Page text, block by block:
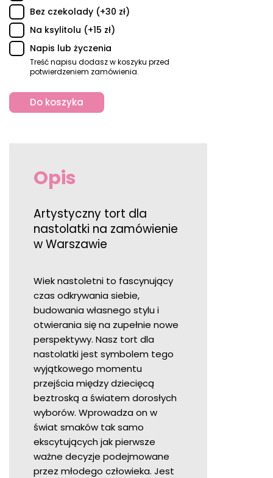
Bez czekolady (+30 zł)
Na ksylitolu (+15 zł)
Napis lub życzenia
Treść napisu dodasz w koszyku przed
potwierdzeniem zamówienia.
Do koszyka
Opis
Artystyczny tort dla
nastolatki na zamówienie
w Warszawie
Wiek nastoletni to fascynujący
czas odkrywania siebie,
budowania własnego stylu i
otwierania się na zupełnie nowe
perspektywy. Nasz tort dla
nastolatki jest symbolem tego
wyjątkowego momentu
przejścia między dziecięcą
beztroską a światem dorosłych
wyborów. Wprowadza on w
świat smaków tak samo
ekscytujących jak pierwsze
ważne decyzje podejmowane
przez młodego człowieka. Jest